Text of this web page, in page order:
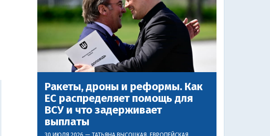
Ракеты, дроны и реформы. Как
ЕС распределяет помощь для
ВСУ и что задерживает
выплаты